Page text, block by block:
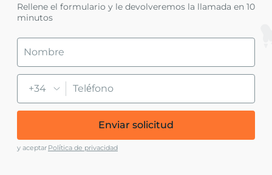
Rellene el formulario y le devolveremos la llamada en 10
minutos
+34
Enviar solicitud
y aceptar Política de privacidad